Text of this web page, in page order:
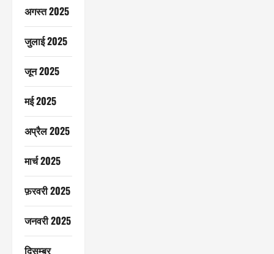
अगस्त 2025
जुलाई 2025
जून 2025
मई 2025
अप्रैल 2025
मार्च 2025
फ़रवरी 2025
जनवरी 2025
दिसम्बर